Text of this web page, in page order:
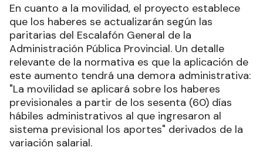
En cuanto a la movilidad, el proyecto establece
que los haberes se actualizarán según las
paritarias del Escalafón General de la
Administración Pública Provincial. Un detalle
relevante de la normativa es que la aplicación de
este aumento tendrá una demora administrativa:
"La movilidad se aplicará sobre los haberes
previsionales a partir de los sesenta (60) días
hábiles administrativos al que ingresaron al
sistema previsional los aportes" derivados de la
variación salarial.